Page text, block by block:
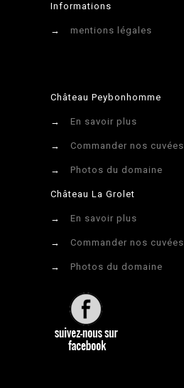
Informations
→ mentions légales
Château Peybonhomme
→ En savoir plus
→ Commander nos cuvées
→ Photos du domaine
Château La Grolet
→ En savoir plus
→ Commander nos cuvées
→ Photos du domaine